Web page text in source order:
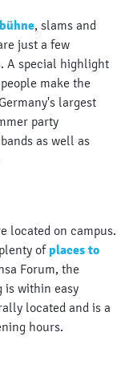
, slams and
just a few
A special highlight
make the
largest
party
as well as
located on campus.
of places to
Forum, the
is within easy
located and is a
hours.